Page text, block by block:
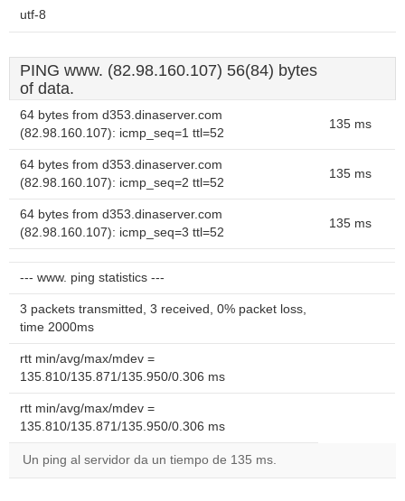
utf-8
PING www. (82.98.160.107) 56(84) bytes
of data.
64 bytes from d353.dinaserver.com
(82.98.160.107): icmp_seq=1 ttl=52
135 ms
64 bytes from d353.dinaserver.com
(82.98.160.107): icmp_seq=2 ttl=52
135 ms
64 bytes from d353.dinaserver.com
(82.98.160.107): icmp_seq=3 ttl=52
135 ms
--- www. ping statistics ---
3 packets transmitted, 3 received, 0% packet loss,
time 2000ms
rtt min/avg/max/mdev =
135.810/135.871/135.950/0.306 ms
rtt min/avg/max/mdev =
135.810/135.871/135.950/0.306 ms
Un ping al servidor da un tiempo de 135 ms.